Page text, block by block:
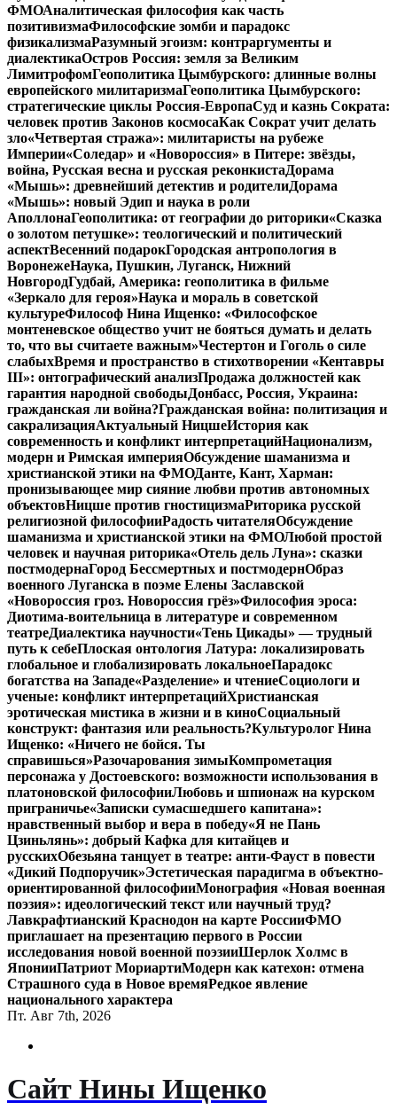
ФМОАналитическая философия как часть
позитивизмаФилософские зомби и парадокс
физикализмаРазумный эгоизм: контраргументы и
диалектикаОстров Россия: земля за Великим
ЛимитрофомГеополитика Цымбурского: длинные волны
европейского милитаризмаГеополитика Цымбурского:
стратегические циклы Россия-ЕвропаСуд и казнь Сократа:
человек против Законов космосаКак Сократ учит делать
зло«Четвертая стража»: милитаристы на рубеже
Империи«Соледар» и «Новороссия» в Питере: звёзды,
война, Русская весна и русская реконкистаДорама
«Мышь»: древнейший детектив и родителиДорама
«Мышь»: новый Эдип и наука в роли
АполлонаГеополитика: от географии до риторики«Сказка
о золотом петушке»: теологический и политический
аспектВесенний подарокГородская антропология в
ВоронежеНаука, Пушкин, Луганск, Нижний
НовгородГудбай, Америка: геополитика в фильме
«Зеркало для героя»Наука и мораль в советской
культуреФилософ Нина Ищенко: «Философское
монтеневское общество учит не бояться думать и делать
то, что вы считаете важным»Честертон и Гоголь о силе
слабыхВремя и пространство в стихотворении «Кентавры
III»: онтографический анализПродажа должностей как
гарантия народной свободыДонбасс, Россия, Украина:
гражданская ли война?Гражданская война: политизация и
сакрализацияАктуальный НицшеИстория как
современность и конфликт интерпретацийНационализм,
модерн и Римская империяОбсуждение шаманизма и
христианской этики на ФМОДанте, Кант, Харман:
пронизывающее мир сияние любви против автономных
объектовНицше против гностицизмаРиторика русской
религиозной философииРадость читателяОбсуждение
шаманизма и христианской этики на ФМОЛюбой простой
человек и научная риторика«Отель дель Луна»: сказки
постмодернаГород Бессмертных и постмодернОбраз
военного Луганска в поэме Елены Заславской
«Новороссия гроз. Новороссия грёз»Философия эроса:
Диотима-воительница в литературе и современном
театреДиалектика научности«Тень Цикады» — трудный
путь к себеПлоская онтология Латура: локализировать
глобальное и глобализировать локальноеПарадокс
богатства на Западе«Разделение» и чтениеСоциологи и
ученые: конфликт интерпретацийХристианская
эротическая мистика в жизни и в киноСоциальный
конструкт: фантазия или реальность?Культуролог Нина
Ищенко: «Ничего не бойся. Ты
справишься»Разочарования зимыКомпрометация
персонажа у Достоевского: возможности использования в
платоновской философииЛюбовь и шпионаж на курском
приграничье«Записки сумасшедшего капитана»:
нравственный выбор и вера в победу«Я не Пань
Цзиньлянь»: добрый Кафка для китайцев и
русскихОбезьяна танцует в театре: анти-Фауст в повести
«Дикий Подпоручик»Эстетическая парадигма в объектно-
ориентированной философииМонография «Новая военная
поэзия»: идеологический текст или научный труд?
Лавкрафтианский Краснодон на карте РоссииФМО
приглашает на презентацию первого в России
исследования новой военной поэзииШерлок Холмс в
ЯпонииПатриот МориартиМодерн как катехон: отмена
Страшного суда в Новое времяРедкое явление
национального характера
Пт. Авг 7th, 2026
Сайт Нины Ищенко